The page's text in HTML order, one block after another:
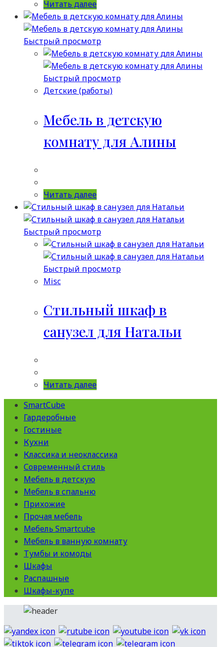
Читать далее
Быстрый просмотр
Быстрый просмотр
Детские (работы)
Мебель в детскую
комнату для Алины
Читать далее
Быстрый просмотр
Быстрый просмотр
Misc
Стильный шкаф в
санузел для Натальи
Читать далее
SmartCube
Гардеробные
Гостиные
Кухни
Классика и неоклассика
Современный стиль
Мебель в детскую
Мебель в спальню
Прихожие
Прочая мебель
Мебель Smartcube
Мебель в ванную комнату
Тумбы и комоды
Шкафы
Распашные
Шкафы-купе